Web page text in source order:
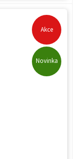
Akce
Novinka